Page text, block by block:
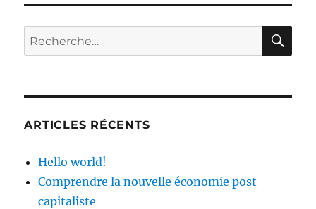
medio
ambiente
Recherche
pour :
ARTICLES RÉCENTS
Hello world!
Comprendre la nouvelle économie post-
capitaliste